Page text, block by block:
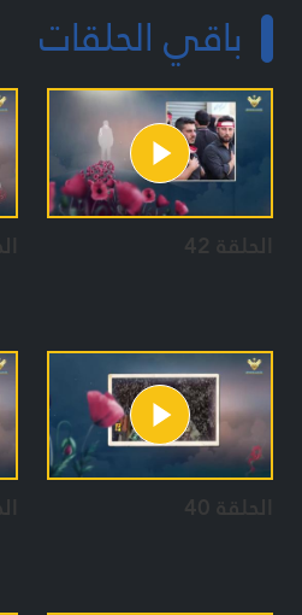
باقي الحلقات
الحلقة 42
الحلقة 40